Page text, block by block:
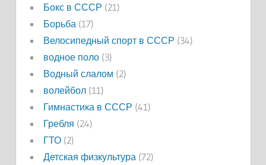
Бокс в СССР (21)
Борьба (17)
Велосипедный спорт в СССР (34)
водное поло(3)
Водный слалом (2)
волейбол(11)
Гимнастика в СССР (41)
Гребля (24)
ГТО(2)
Детская физкультура (72)